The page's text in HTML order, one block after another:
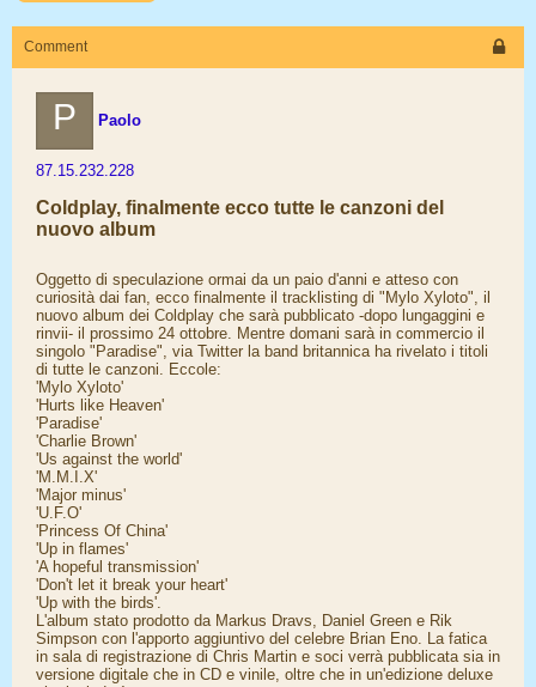
Comment
P Paolo
87.15.232.228
Coldplay, finalmente ecco tutte le canzoni del
nuovo album
Oggetto di speculazione ormai da un paio d'anni e atteso con
curiosità dai fan, ecco finalmente il tracklisting di "Mylo Xyloto", il
nuovo album dei Coldplay che sarà pubblicato -dopo lungaggini e
rinvii- il prossimo 24 ottobre. Mentre domani sarà in commercio il
singolo "Paradise", via Twitter la band britannica ha rivelato i titoli
di tutte le canzoni. Eccole:
'Mylo Xyloto'
'Hurts like Heaven'
'Paradise'
'Charlie Brown'
'Us against the world'
'M.M.I.X'
'Major minus'
'U.F.O'
'Princess Of China'
'Up in flames'
'A hopeful transmission'
'Don't let it break your heart'
'Up with the birds'.
L'album stato prodotto da Markus Dravs, Daniel Green e Rik
Simpson con l'apporto aggiuntivo del celebre Brian Eno. La fatica
in sala di registrazione di Chris Martin e soci verrà pubblicata sia in
versione digitale che in CD e vinile, oltre che in un'edizione deluxe